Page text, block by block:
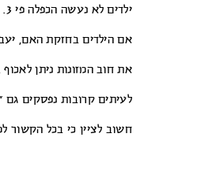
ילדים לא נעשה הכפלה פי 3.
אם הילדים בחזקת האם,
את חוב המזונות ניתן
לעיתים קרובות נפסקים גם
חשוב לציין כי בכל הקשור